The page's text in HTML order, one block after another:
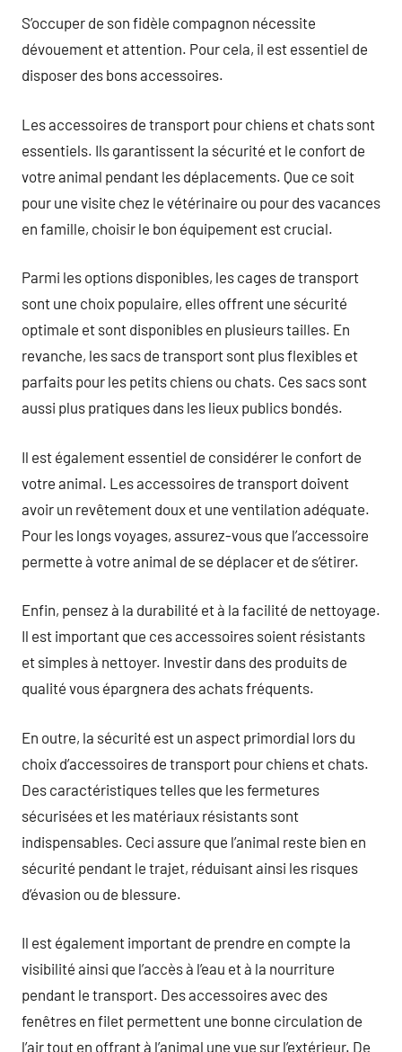
S’occuper de son fidèle compagnon nécessite
dévouement et attention. Pour cela, il est essentiel de
disposer des bons accessoires.
Les accessoires de transport pour chiens et chats sont
essentiels. Ils garantissent la sécurité et le confort de
votre animal pendant les déplacements. Que ce soit
pour une visite chez le vétérinaire ou pour des vacances
en famille, choisir le bon équipement est crucial.
Parmi les options disponibles, les cages de transport
sont une choix populaire, elles offrent une sécurité
optimale et sont disponibles en plusieurs tailles. En
revanche, les sacs de transport sont plus flexibles et
parfaits pour les petits chiens ou chats. Ces sacs sont
aussi plus pratiques dans les lieux publics bondés.
Il est également essentiel de considérer le confort de
votre animal. Les accessoires de transport doivent
avoir un revêtement doux et une ventilation adéquate.
Pour les longs voyages, assurez-vous que l’accessoire
permette à votre animal de se déplacer et de s’étirer.
Enfin, pensez à la durabilité et à la facilité de nettoyage.
Il est important que ces accessoires soient résistants
et simples à nettoyer. Investir dans des produits de
qualité vous épargnera des achats fréquents.
En outre, la sécurité est un aspect primordial lors du
choix d’accessoires de transport pour chiens et chats.
Des caractéristiques telles que les fermetures
sécurisées et les matériaux résistants sont
indispensables. Ceci assure que l’animal reste bien en
sécurité pendant le trajet, réduisant ainsi les risques
d’évasion ou de blessure.
Il est également important de prendre en compte la
visibilité ainsi que l’accès à l’eau et à la nourriture
pendant le transport. Des accessoires avec des
fenêtres en filet permettent une bonne circulation de
l’air tout en offrant à l’animal une vue sur l’extérieur. De